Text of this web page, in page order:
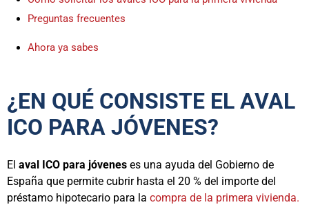
Preguntas frecuentes
Ahora ya sabes
¿EN QUÉ CONSISTE EL AVAL
ICO PARA JÓVENES?
El aval ICO para jóvenes es una ayuda del Gobierno de
España que permite cubrir hasta el 20 % del importe del
préstamo hipotecario para la compra de la primera vivienda.